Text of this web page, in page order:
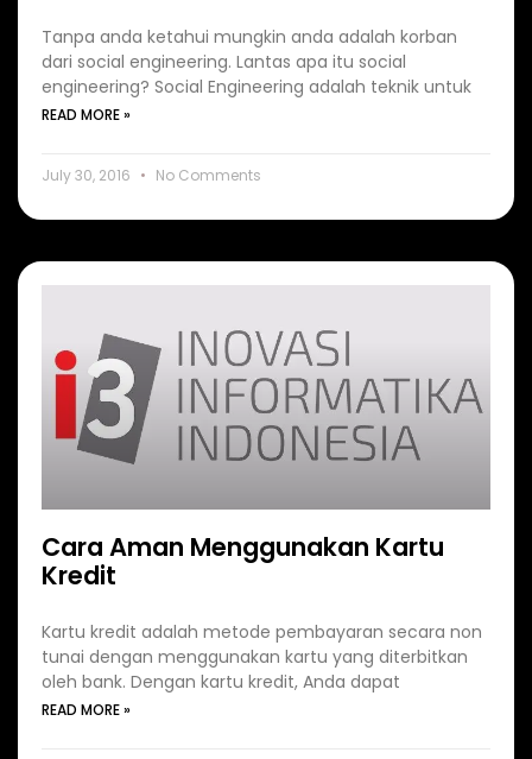
Tanpa anda ketahui mungkin anda adalah korban
dari social engineering. Lantas apa itu social
engineering? Social Engineering adalah teknik untuk
READ MORE »
July 30, 2016 No Comments
Cara Aman Menggunakan Kartu
Kredit
Kartu kredit adalah metode pembayaran secara non
tunai dengan menggunakan kartu yang diterbitkan
oleh bank. Dengan kartu kredit, Anda dapat
READ MORE »